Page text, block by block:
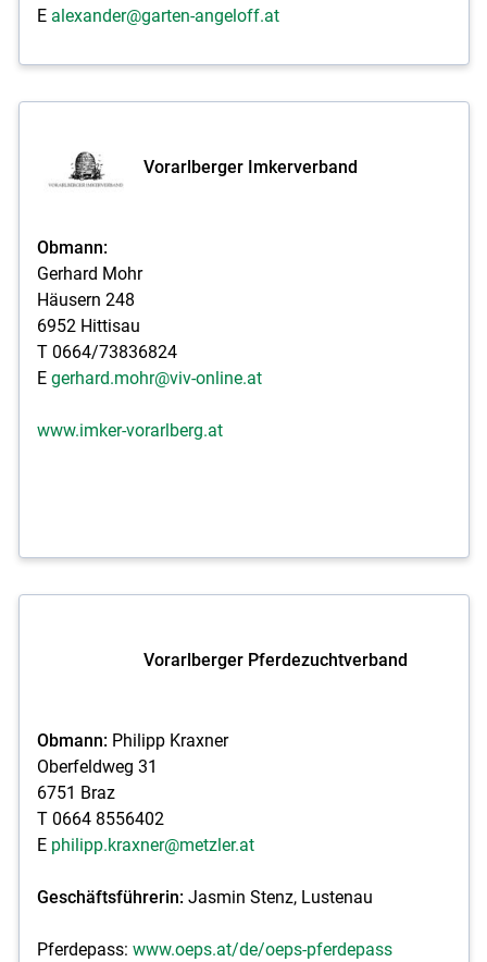
E alexander@garten-angeloff.at
Vorarlberger Imkerverband
Obmann:
Gerhard Mohr
Häusern 248
6952 Hittisau
T 0664/73836824
E gerhard.mohr@viv-online.at
www.imker-vorarlberg.at
Vorarlberger Pferdezuchtverband
Obmann:Philipp Kraxner
Oberfeldweg 31
6751 Braz
T 0664 8556402
E philipp.kraxner@metzler.at
Geschäftsführerin:Jasmin Stenz, Lustenau
Pferdepass: www.oeps.at/de/oeps-pferdepass